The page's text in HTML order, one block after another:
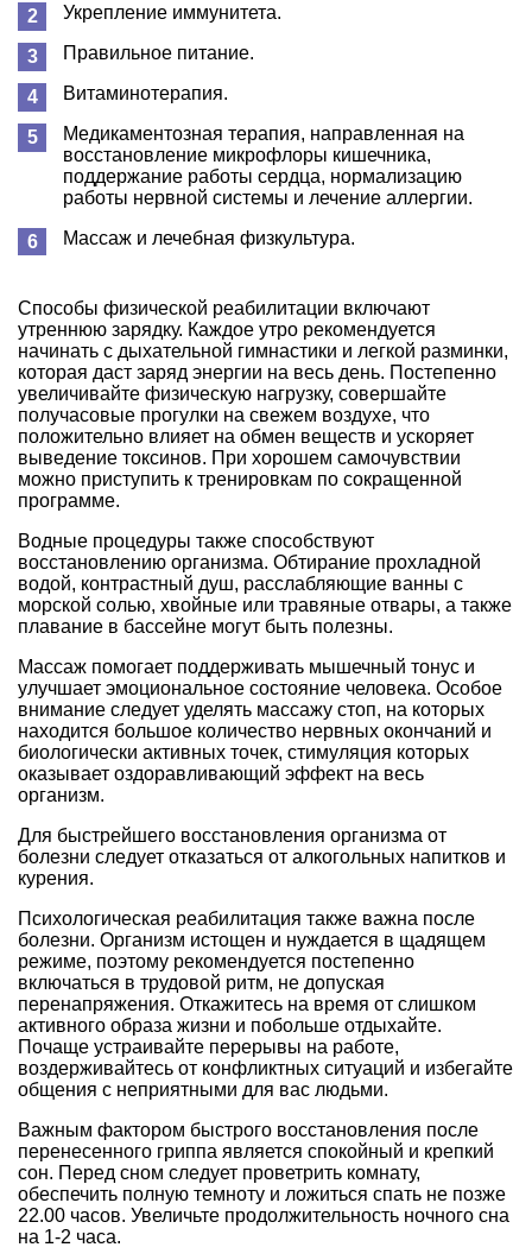
Укрепление иммунитета.
Правильное питание.
Витаминотерапия.
Медикаментозная терапия, направленная на
восстановление микрофлоры кишечника,
поддержание работы сердца, нормализацию
работы нервной системы и лечение аллергии.
Массаж и лечебная физкультура.
Способы физической реабилитации включают
утреннюю зарядку. Каждое утро рекомендуется
начинать с дыхательной гимнастики и легкой разминки,
которая даст заряд энергии на весь день. Постепенно
увеличивайте физическую нагрузку, совершайте
получасовые прогулки на свежем воздухе, что
положительно влияет на обмен веществ и ускоряет
выведение токсинов. При хорошем самочувствии
можно приступить к тренировкам по сокращенной
программе.
Водные процедуры также способствуют
восстановлению организма. Обтирание прохладной
водой, контрастный душ, расслабляющие ванны с
морской солью, хвойные или травяные отвары, а также
плавание в бассейне могут быть полезны.
Массаж помогает поддерживать мышечный тонус и
улучшает эмоциональное состояние человека. Особое
внимание следует уделять массажу стоп, на которых
находится большое количество нервных окончаний и
биологически активных точек, стимуляция которых
оказывает оздоравливающий эффект на весь
организм.
Для быстрейшего восстановления организма от
болезни следует отказаться от алкогольных напитков и
курения.
Психологическая реабилитация также важна после
болезни. Организм истощен и нуждается в щадящем
режиме, поэтому рекомендуется постепенно
включаться в трудовой ритм, не допуская
перенапряжения. Откажитесь на время от слишком
активного образа жизни и побольше отдыхайте.
Почаще устраивайте перерывы на работе,
воздерживайтесь от конфликтных ситуаций и избегайте
общения с неприятными для вас людьми.
Важным фактором быстрого восстановления после
перенесенного гриппа является спокойный и крепкий
сон. Перед сном следует проветрить комнату,
обеспечить полную темноту и ложиться спать не позже
22.00 часов. Увеличьте продолжительность ночного сна
на 1-2 часа.